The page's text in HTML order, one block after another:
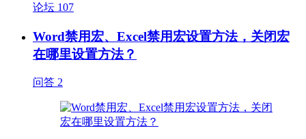
论坛 107
Word禁用宏、Excel禁用宏设置方法，关闭宏
在哪里设置方法？
问答 2